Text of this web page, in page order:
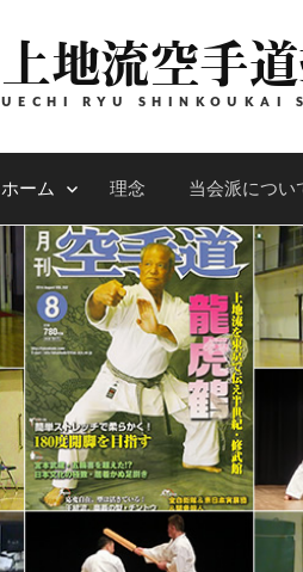
上地流空手
UECHI RYU SHINKOUKAI
ホーム 理念 当会派につい